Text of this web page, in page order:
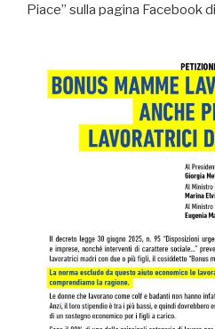
Piace” sulla pagina Facebook